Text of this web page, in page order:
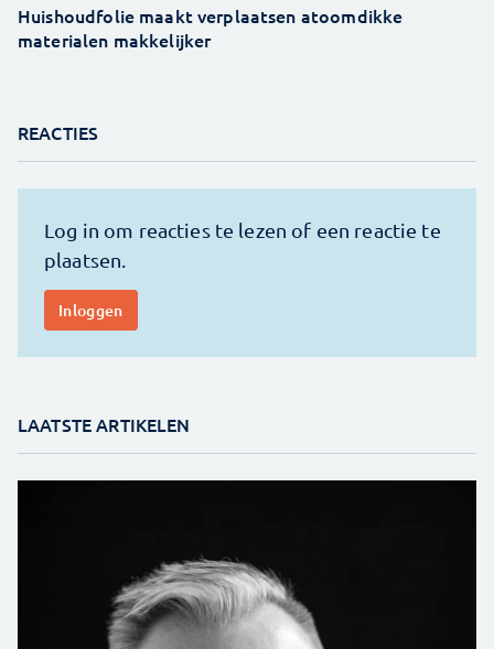
Huishoudfolie maakt verplaatsen atoomdikke
materialen makkelijker
REACTIES
LAATSTE ARTIKELEN